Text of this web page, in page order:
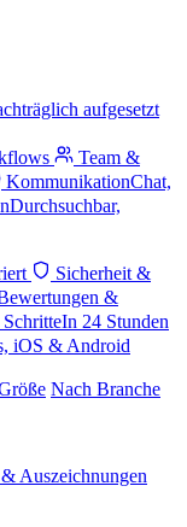
aufgesetzt
Team &
KommunikationChat,
Durchsuchbar,
Sicherheit &
&
SchritteIn 24 Stunden
iOS & Android
Nach Branche
Auszeichnungen